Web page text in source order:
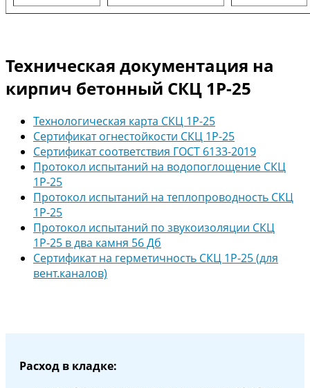
Техническая документация на
кирпич бетонный СКЦ 1Р-25
Технологическая карта СКЦ 1Р-25
Сертификат огнестойкости СКЦ 1Р-25
Сертификат соответствия ГОСТ 6133-2019
Протокол испытаний на водопоглощение СКЦ
1Р-25
Протокол испытаний на теплопроводность СКЦ
1Р-25
Протокол испытаний по звукоизоляции СКЦ
1Р-25 в два камня 56 Дб
Сертификат на герметичность СКЦ 1Р-25 (для
вент.каналов)
Расход в кладке: